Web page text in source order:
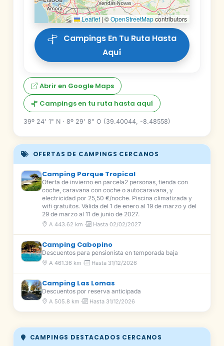
Leaflet| ©OpenStreetMapcontributors
Aquí
Abrir en Google Maps
Campings en tu ruta hasta aquí
39º 24' 1" N · 8º 29' 8" O (39.40044, -8.48558)
OFERTAS DE CAMPINGS CERCANOS
Camping Parque Tropical
Oferta de invierno en parcela2 personas, tienda con
coche, caravana con coche o autocaravana, y
electricidad por 25,50 €/noche. Piscina climatizada y
wifi gratuitos. Válida del 1 de enero al 19 de marzo y del
29 de marzo al 11 de junio de 2027.
A 443.62 km · Hasta 02/02/2027
Camping Cabopino
Descuentos para pensionista en temporada baja
A 461.36 km · Hasta 31/12/2026
Camping Las Lomas
Descuentos por reserva anticipada
A 505.8 km · Hasta 31/12/2026
CAMPINGS DESTACADOS CERCANOS